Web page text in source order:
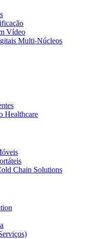
Vídeo
Multi-Núcleos
Healthcare
Chain Solutions